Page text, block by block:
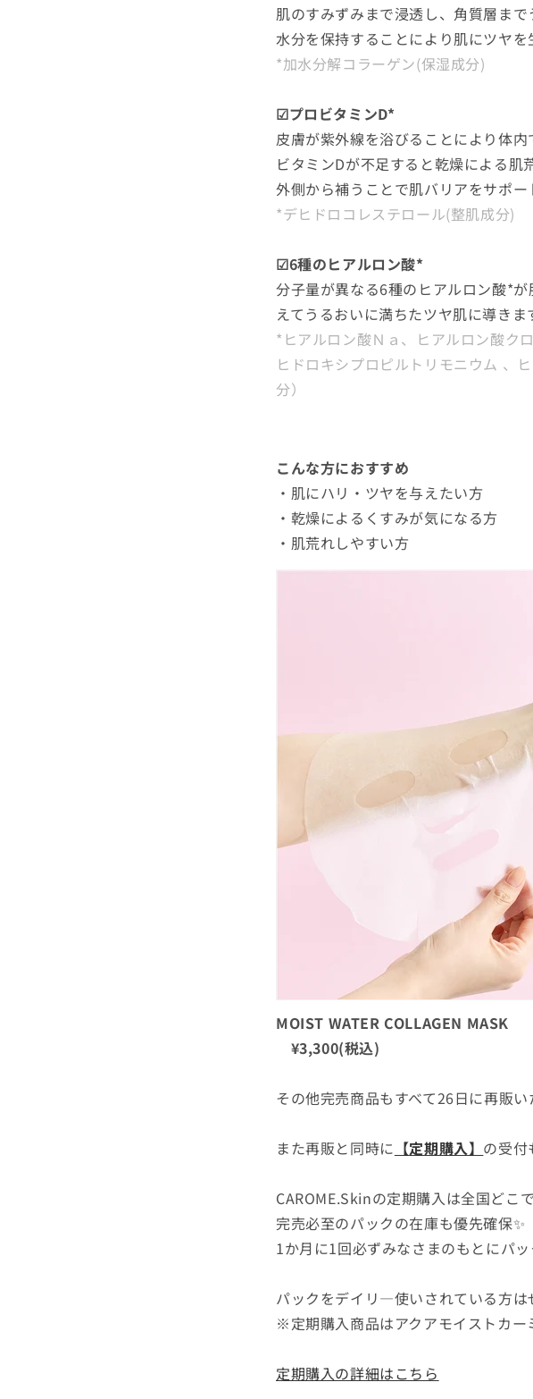
肌のすみずみまで浸透し、角質層ま
水分を保持することにより肌にツヤを
*加水分解コラーゲン(保湿成分)
☑プロビタミンD*
皮膚が紫外線を浴びることにより体
ビタミンDが不足すると乾燥による肌
外側から補うことで肌バリアをサポー
*デヒドロコレステロール(整肌成分)
☑6種のヒアルロン酸*
分子量が異なる6種のヒアルロン酸*
えてうるおいに満ちたツヤ肌に導きま
*ヒアルロン酸Ｎａ、ヒアルロン酸ク
ヒドロキシプロピルトリモニウム 、
分）
こんな方におすすめ
・肌にハリ・ツヤを与えたい方
・乾燥によるくすみが気になる方
・肌荒れしやすい方
MOIST WATER COLLAGEN MASK
¥3,300(税込)
その他完売商品もすべて26日に再販い
また再販と同時に 【定期購入】 の受付
CAROME.Skinの定期購入は全国どこ
完売必至のパックの在庫も優先確保✨
1か月に1回必ずみなさまのもとにパ
パックをデイリ―使いされている方は
※定期購入商品はアクアモイストカー
定期購入の詳細はこちら